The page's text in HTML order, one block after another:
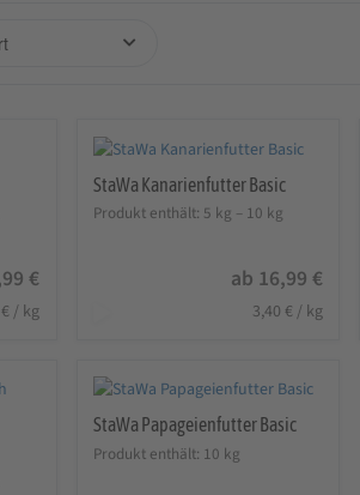
€
€ / kg
StaWa Kanarienfutter Basic
Produkt enthält: 5 kg – 10 kg
ab 16,99 €
3,40 € / kg
StaWa Papageienfutter Basic
Produkt enthält: 10 kg